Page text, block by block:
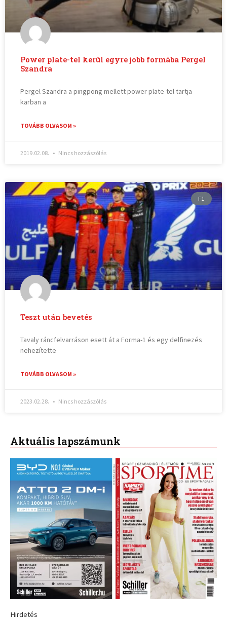
Power plate-tel kerül egyre jobb formába Pergel
Szandra
Pergel Szandra a pingpong mellett power plate-tel tartja
karban a
TOVÁBB OLVASOM »
2019.02.08. Nincs hozzászólás
F1
Teszt után bevetés
Tavaly ráncfelvarráson esett át a Forma-1 és egy delfinezés
nehezítette
TOVÁBB OLVASOM »
2023.02.28. Nincs hozzászólás
Aktuális lapszámunk
Hirdetés